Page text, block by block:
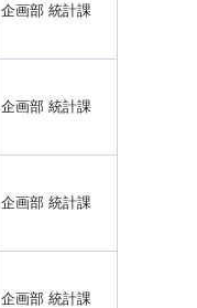
企画部 統計課
企画部 統計課
企画部 統計課
企画部 統計課